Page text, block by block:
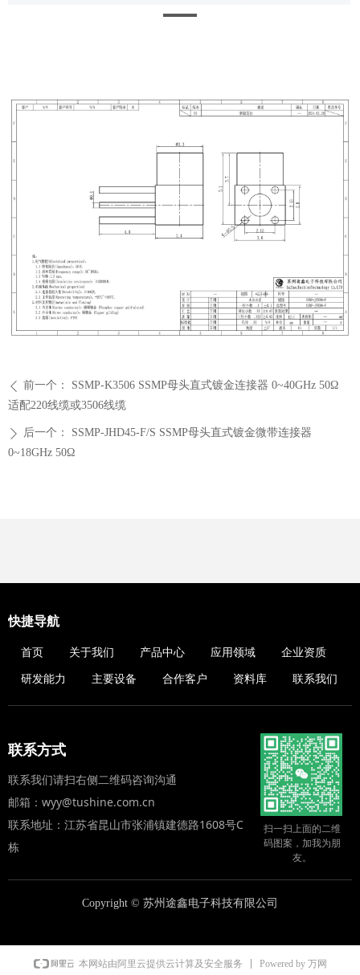
ꄴ 前一个：
SSMP-K3506 SSMP母头直式镀金连接器 0~40GHz 50Ω
适配220线缆或3506线缆
ꄲ 后一个：
SSMP-JHD45-F/S SSMP母头直式镀金微带连接器
0~18GHz 50Ω
快捷导航
首页 关于我们 产品中心 应用领域 企业资质
研发能力 主要设备 合作客户 资料库 联系我们
Copyright © 苏州途鑫电子科技有限公司
联系方式
联系我们请扫右侧二维码咨询沟通
邮箱：wyy@tushine.com.cn
联系地址：江苏省昆山市张浦镇建德路1608号C
栋
扫一扫上面的二维
码图案，加我为朋
友。
本网站由阿里云提供云计算及安全服务 Powered by 万网